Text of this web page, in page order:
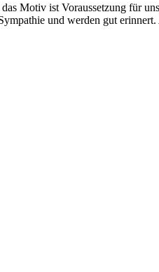
Motiv ist Voraussetzung für
und werden gut